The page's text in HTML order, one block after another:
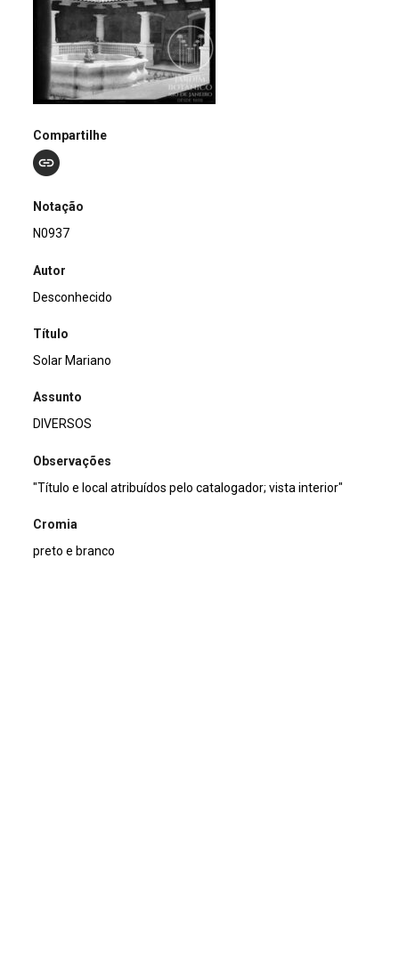
Compartilhe
Notação
N0937
Autor
Desconhecido
Título
Solar Mariano
Assunto
DIVERSOS
Observações
"Título e local atribuídos pelo catalogador; vista interior"
Cromia
preto e branco